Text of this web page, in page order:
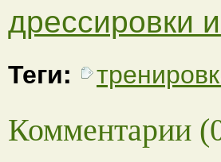
дрессировки
Теги:
Комментарии